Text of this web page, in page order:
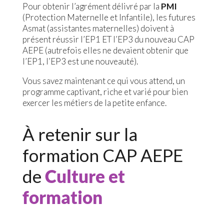
Pour obtenir l’agrément délivré par la PMI
(Protection Maternelle et Infantile), les futures
Asmat (assistantes maternelles) doivent à
présent réussir l’EP1 ET l’EP3 du nouveau CAP
AEPE (autrefois elles ne devaient obtenir que
l’EP1, l’EP3 est une nouveauté).
Vous savez maintenant ce qui vous attend, un
programme captivant, riche et varié pour bien
exercer les métiers de la petite enfance.
À retenir sur la
formation CAP AEPE
deCulture et
formation